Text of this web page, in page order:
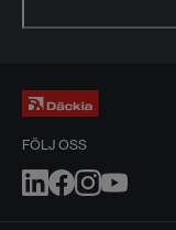
FÖLJ OSS